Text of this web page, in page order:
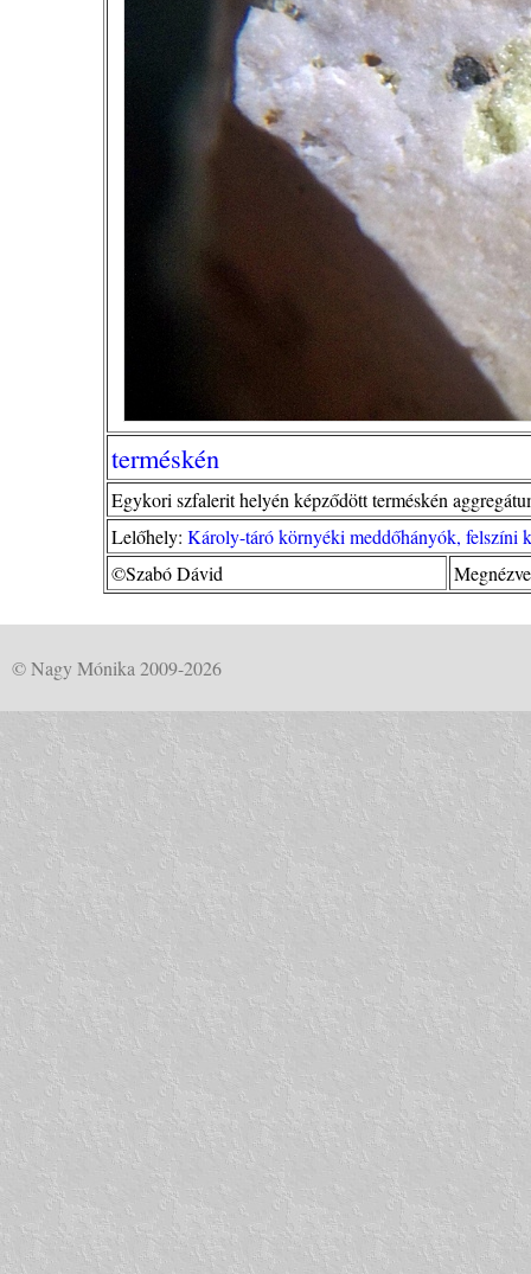
terméskén
Egykori szfalerit helyén képződött terméskén
Lelőhely: Károly-táró környéki meddőhányók, felszíni
©Szabó Dávid
© Nagy Mónika 2009-2026